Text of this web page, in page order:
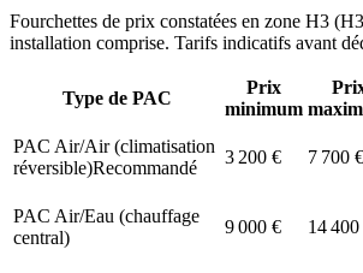
Fourchettes de prix constatées en zone H3 (
installation comprise. Tarifs indicatifs avant
Type de PAC
Prix
minimum
PAC Air/Air (climatisation
réversible)Recommandé
3 200 € 7 700 €
PAC Air/Eau (chauffage
central)
9 000 € 14 400